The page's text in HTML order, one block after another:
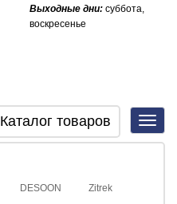
Выходные дни:суббота,
воскресенье
Каталог товаров
DESOON Zitrek